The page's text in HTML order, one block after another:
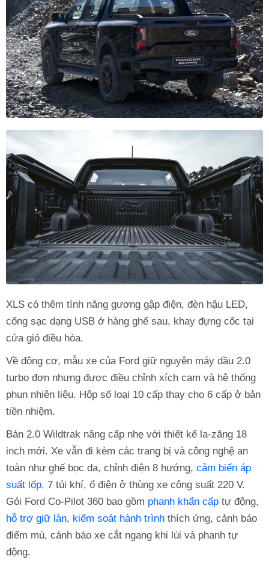
XLS có thêm tính năng gương gập điện, đèn hậu LED,
cổng sạc dạng USB ở hàng ghế sau, khay đựng cốc tại
cửa gió điều hòa.
Về động cơ, mẫu xe của Ford giữ nguyên máy dầu 2.0
turbo đơn nhưng được điều chỉnh xích cam và hệ thống
phun nhiên liệu. Hộp số loại 10 cấp thay cho 6 cấp ở bản
tiền nhiệm.
Bản 2.0 Wildtrak nâng cấp nhẹ với thiết kế la-zăng 18
inch mới. Xe vẫn đi kèm các trang bị và công nghệ an
toàn như ghế bọc da, chỉnh điện 8 hướng, cảm biến áp
suất lốp, 7 túi khí, ổ điện ở thùng xe công suất 220 V.
Gói Ford Co-Pilot 360 bao gồm phanh khẩn cấp tự động,
hỗ trợ giữ làn, kiểm soát hành trình thích ứng, cảnh báo
điểm mù, cảnh báo xe cắt ngang khi lùi và phanh tự
động.